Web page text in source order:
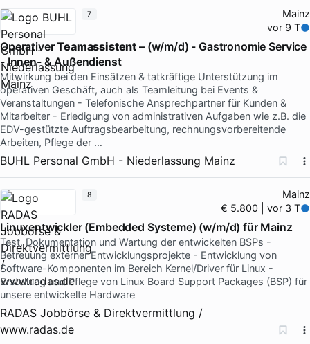
Mainz
vor 9 T
OperativerTeamassistent – (w/m/d) - Gastronomie Service
- Innen- & Außendienst
Mitwirkung bei den Einsätzen & tatkräftige Unterstützung im
operativen Geschäft, auch als Teamleitung bei Events &
Veranstaltungen - Telefonische Ansprechpartner für Kunden &
Mitarbeiter - Erledigung von administrativen Aufgaben wie z.B. die
EDV-gestützte Auftragsbearbeitung, rechnungsvorbereitende
Arbeiten, Pflege der …
BUHL Personal GmbH - Niederlassung Mainz
7
Mainz
€ 5.800 | vor 3 T
Linuxentwickler (Embedded Systeme) (w/m/d) für Mainz
Test, Dokumentation und Wartung der entwickelten BSPs -
Betreuung externer Entwicklungsprojekte - Entwicklung von
Software-Komponenten im Bereich Kernel/Driver für Linux -
Erstellung und Pflege von Linux Board Support Packages (BSP) für
unsere entwickelte Hardware
RADAS Jobbörse & Direktvermittlung /
www.radas.de
8